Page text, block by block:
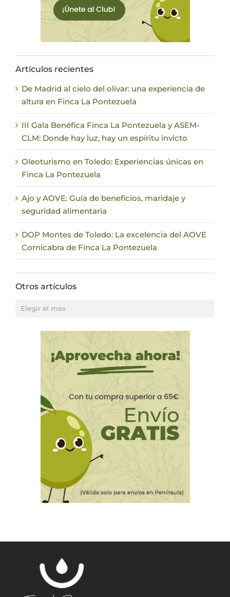
Artículos recientes
De Madrid al cielo del olivar: una experiencia de
altura en Finca La Pontezuela
III Gala Benéfica Finca La Pontezuela y ASEM-
CLM: Donde hay luz, hay un espíritu invicto
Oleoturismo en Toledo: Experiencias únicas en
Finca La Pontezuela
Ajo y AOVE: Guía de beneficios, maridaje y
seguridad alimentaria
DOP Montes de Toledo: La excelencia del AOVE
Cornicabra de Finca La Pontezuela
Otros artículos
Otros